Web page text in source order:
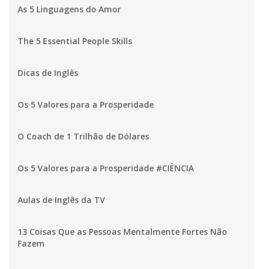
As 5 Linguagens do Amor
The 5 Essential People Skills
Dicas de Inglês
Os 5 Valores para a Prosperidade
O Coach de 1 Trilhão de Dólares
Os 5 Valores para a Prosperidade #CIÊNCIA
Aulas de Inglês da TV
13 Coisas Que as Pessoas Mentalmente Fortes Não
Fazem